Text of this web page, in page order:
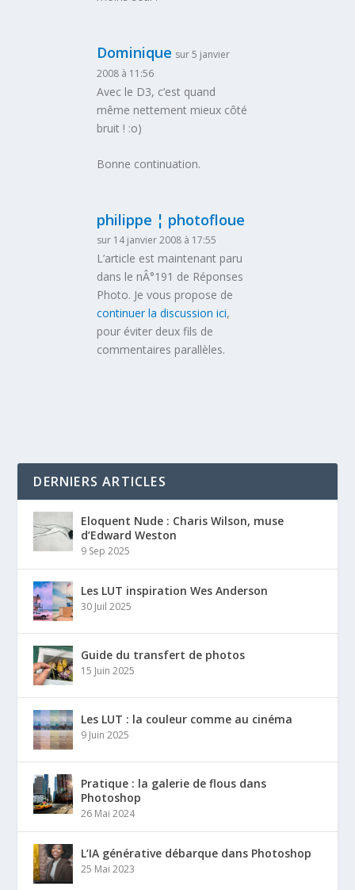
Dominique sur 5 janvier
2008 à 11:56
Avec le D3, c’est quand
même nettement mieux côté
bruit ! :o)
Bonne continuation.
philippe ¦ photofloue
sur 14 janvier 2008 à 17:55
L’article est maintenant paru
dans le nÂ°191 de Réponses
Photo. Je vous propose de
continuer la discussion ici,
pour éviter deux fils de
commentaires parallèles.
DERNIERS ARTICLES
Eloquent Nude : Charis Wilson, muse
d’Edward Weston
9 Sep 2025
Les LUT inspiration Wes Anderson
30 Juil 2025
Guide du transfert de photos
15 Juin 2025
Les LUT : la couleur comme au cinéma
9 Juin 2025
Pratique : la galerie de flous dans
Photoshop
26 Mai 2024
L’IA générative débarque dans Photoshop
25 Mai 2023